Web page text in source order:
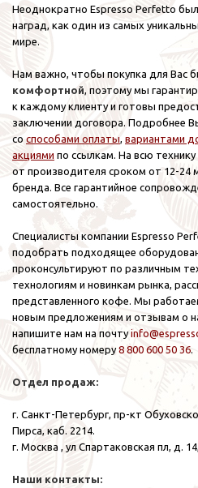
Неоднократно Espresso Perfetto
наград, как один из самых
мире.
Нам важно, чтобы покупка для Вас
комфортной, поэтому мы
к каждому клиенту и готовы
заключении договора. Подробнее
со способами оплаты, вариантами
акциями по ссылкам. На всю
от производителя сроком от 12-24
бренда. Все гарантийное
самостоятельно.
Специалисты компании Espresso
подобрать подходящее
проконсультируют по различным
технологиям и новинкам рынка,
представленного кофе. Мы
новым предложениям и отзывам о
напишите нам на почту
бесплатному номеру8 800 600 50 36.
Отдел продаж:
г. Санкт-Петербург, пр-кт
Пирса, каб. 2214.
г. Москва , ул Спартаковская пл, д.
Наши контакты: